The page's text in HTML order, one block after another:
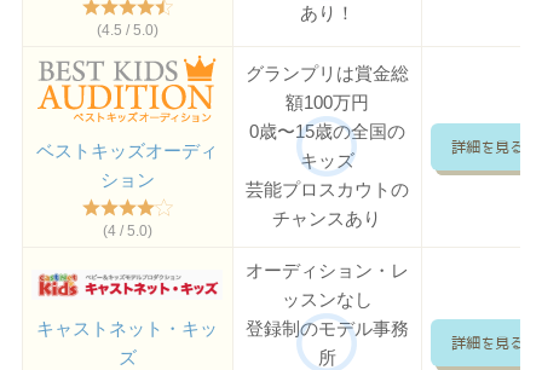
(4.5 / 5.0)
あり！
ベストキッズオーディ
ション
(4 / 5.0)
グランプリは賞金総
額100万円
0歳〜15歳の全国の
キッズ
芸能プロスカウトの
チャンスあり
詳細を見る
キャストネット・キッ
ズ
オーディション・レ
ッスンなし
登録制のモデル事務
所
詳細を見る